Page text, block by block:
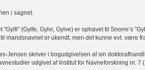
i sagnet.
"Gylfi" (Gylfe, Gylvi, Gylve) er ophavet til Snorre’s
mandsnavnet er ukendt, men det kunne evt. være
Jensen skriver i bogudgivelsen af sin
udgivet af Institut for Navneforskning nr. 7